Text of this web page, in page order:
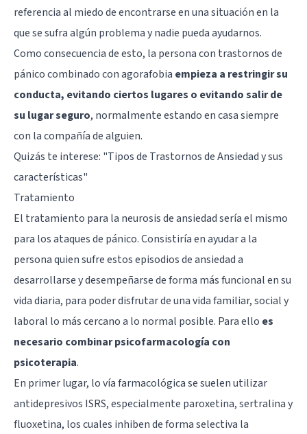
referencia al miedo de encontrarse en una situación en la
que se sufra algún problema y nadie pueda ayudarnos.
Como consecuencia de esto, la persona con trastornos de
pánico combinado con agorafobia empieza a restringir su
conducta, evitando ciertos lugares o evitando salir de
su lugar seguro, normalmente estando en casa siempre
con la compañía de alguien.
Quizás te interese: "Tipos de Trastornos de Ansiedad y sus
características"
Tratamiento
El tratamiento para la neurosis de ansiedad sería el mismo
para los ataques de pánico. Consistiría en ayudar a la
persona quien sufre estos episodios de ansiedad a
desarrollarse y desempeñarse de forma más funcional en su
vida diaria, para poder disfrutar de una vida familiar, social y
laboral lo más cercano a lo normal posible. Para ello es
necesario combinar psicofarmacología con
psicoterapia.
En primer lugar, lo vía farmacológica se suelen utilizar
antidepresivos ISRS, especialmente paroxetina, sertralina y
fluoxetina, los cuales inhiben de forma selectiva la